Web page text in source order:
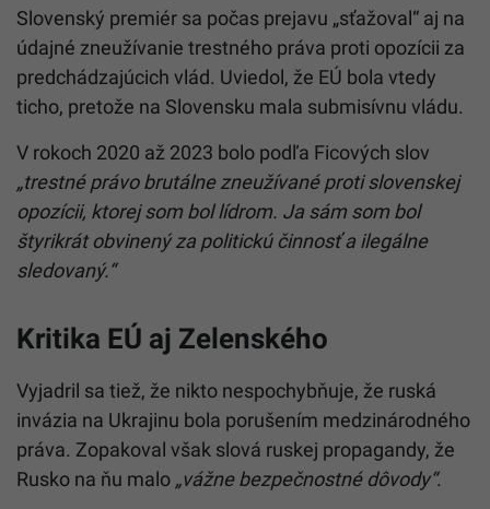
Slovenský premiér sa počas prejavu „sťažoval“ aj na
údajné zneužívanie trestného práva proti opozícii za
predchádzajúcich vlád. Uviedol, že EÚ bola vtedy
ticho, pretože na Slovensku mala submisívnu vládu.
V rokoch 2020 až 2023 bolo podľa Ficových slov
„trestné právo brutálne zneužívané proti slovenskej
opozícii, ktorej som bol lídrom. Ja sám som bol
štyrikrát obvinený za politickú činnosť a ilegálne
sledovaný.“
Kritika EÚ aj Zelenského
Vyjadril sa tiež, že nikto nespochybňuje, že ruská
invázia na Ukrajinu bola porušením medzinárodného
práva. Zopakoval však slová ruskej propagandy, že
Rusko na ňu malo „vážne bezpečnostné dôvody“.